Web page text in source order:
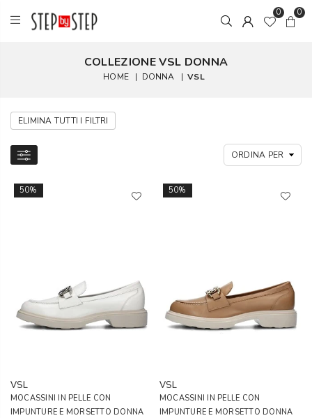
0 0
COLLEZIONE VSL DONNA
HOME | DONNA | VSL
ELIMINA TUTTI I FILTRI
50%
VSL
MOCASSINI IN PELLE CON
IMPUNTURE E MORSETTO DONNA
50%
VSL
MOCASSINI IN PELLE CON
IMPUNTURE E MORSETTO DONNA